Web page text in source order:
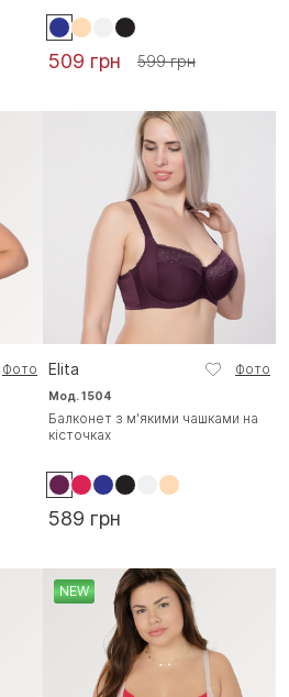
509 грн 599 грн
Фото Elita Фото
Мод. 1504
Балконет з м'якими чашками на
кісточках
589 грн
NEW